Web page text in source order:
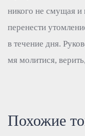
никого не смущая и
перенести
в течение дня.
мя молитися,
Похожие